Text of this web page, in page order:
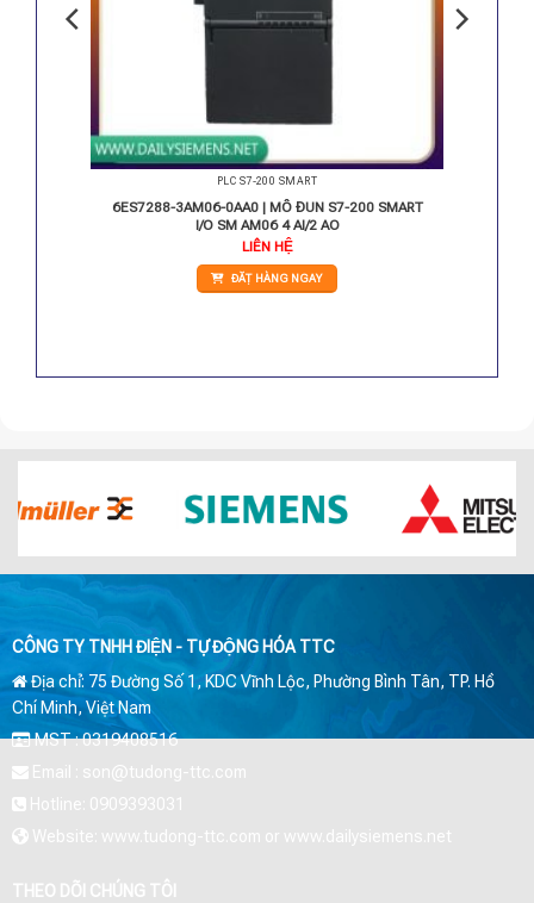
PLC S7-200 SMART
6ES7288-3AM06-0AA0 | MÔ ĐUN S7-200 SMART
I/O SM AM06 4 AI/2 AO
LIÊN HỆ
ĐẶT HÀNG NGAY
CÔNG TY TNHH ĐIỆN - TỰ ĐỘNG HÓA TTC
Địa chỉ: 75 Đường Số 1, KDC Vĩnh Lộc, Phường Bình Tân, TP. Hồ
Chí Minh, Việt Nam
MST : 0319408516
Email : son@tudong-ttc.com
Hotline: 0909393031
Website: www.tudong-ttc.com or www.dailysiemens.net
THEO DÕI CHÚNG TÔI